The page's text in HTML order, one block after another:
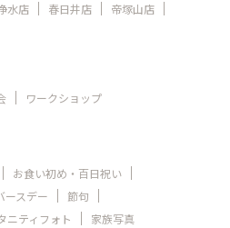
水店 春日井店
帝塚山店
ワークショップ
お食い初め・百日祝い
ースデー
節句
ニティフォト 家族写真